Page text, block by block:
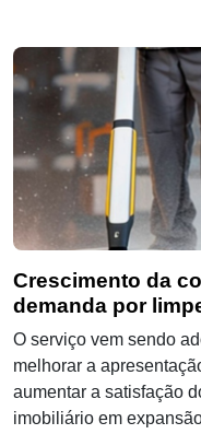
Crescimento da
demanda por
O serviço vem sendo
melhorar a
aumentar a satisfação
imobiliário em